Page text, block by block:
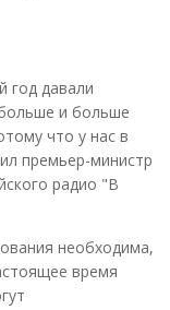
год давали
и больше
что у нас в
премьер-министр
радио "В
необходима,
время